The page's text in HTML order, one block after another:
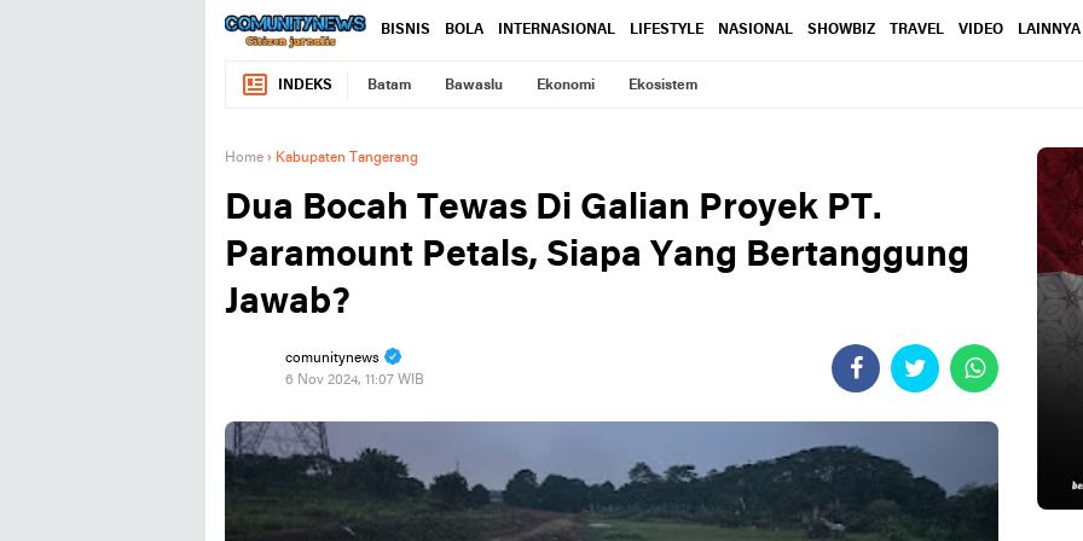
BISNIS BOLA INTERNASIONAL LIFESTYLE NASIONAL SHOWBIZ TRAVEL VIDEO LAINNYA
INDEKS Batam Bawaslu Ekonomi Ekosistem
Home › Kabupaten Tangerang
Dua Bocah Tewas Di Galian Proyek PT.
Paramount Petals, Siapa Yang Bertanggung
Jawab?
comunitynews
6 Nov 2024, 11:07 WIB